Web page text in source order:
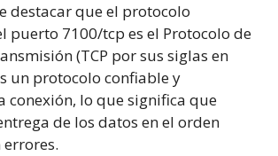
destacar que el protocolo
puerto 7100/tcp es el Protocolo de
(TCP por sus siglas en
un protocolo confiable y
conexión, lo que significa que
de los datos en el orden